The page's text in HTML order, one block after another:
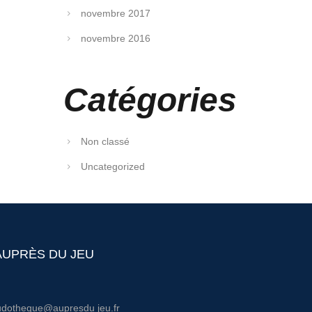
novembre 2017
novembre 2016
Catégories
Non classé
Uncategorized
DU JEU
jeu.fr